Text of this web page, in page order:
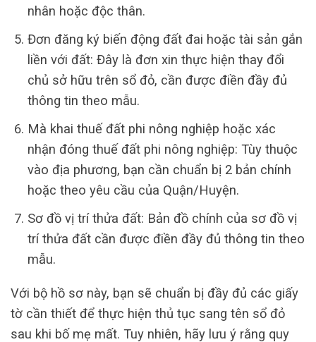
nhân hoặc độc thân.
Đơn đăng ký biến động đất đai hoặc tài sản gắn
liền với đất: Đây là đơn xin thực hiện thay đổi
chủ sở hữu trên sổ đỏ, cần được điền đầy đủ
thông tin theo mẫu.
Mà khai thuế đất phi nông nghiệp hoặc xác
nhận đóng thuế đất phi nông nghiệp: Tùy thuộc
vào địa phương, bạn cần chuẩn bị 2 bản chính
hoặc theo yêu cầu của Quận/Huyện.
Sơ đồ vị trí thửa đất: Bản đồ chính của sơ đồ vị
trí thửa đất cần được điền đầy đủ thông tin theo
mẫu.
Với bộ hồ sơ này, bạn sẽ chuẩn bị đầy đủ các giấy
tờ cần thiết để thực hiện thủ tục sang tên sổ đỏ
sau khi bố mẹ mất. Tuy nhiên, hãy lưu ý rằng quy